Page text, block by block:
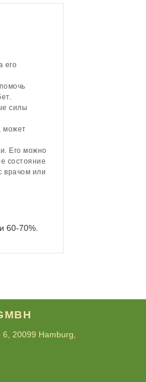
его
силы
может
Его можно
состояние
врачом или
60-70%.
20099 Hamburg,